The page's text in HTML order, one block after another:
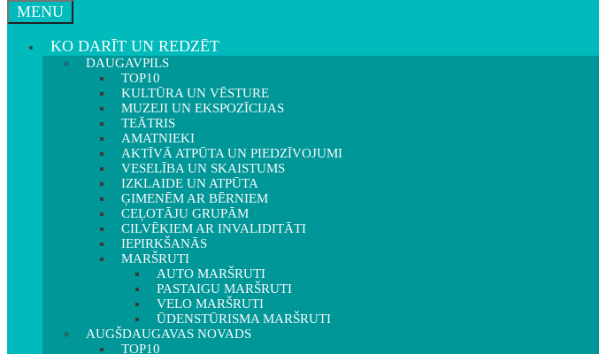
MENU
KO DARĪT UN REDZĒT
DAUGAVPILS
TOP10
KULTŪRA UN VĒSTURE
MUZEJI UN EKSPOZĪCIJAS
TEĀTRIS
AMATNIEKI
AKTĪVĀ ATPŪTA UN PIEDZĪVOJUMI
VESELĪBA UN SKAISTUMS
IZKLAIDE UN ATPŪTA
ĢIMENĒM AR BĒRNIEM
CEĻOTĀJU GRUPĀM
CILVĒKIEM AR INVALIDITĀTI
IEPIRKŠANĀS
MARŠRUTI
AUTO MARŠRUTI
PASTAIGU MARŠRUTI
VELO MARŠRUTI
ŪDENSTŪRISMA MARŠRUTI
AUGŠDAUGAVAS NOVADS
TOP10